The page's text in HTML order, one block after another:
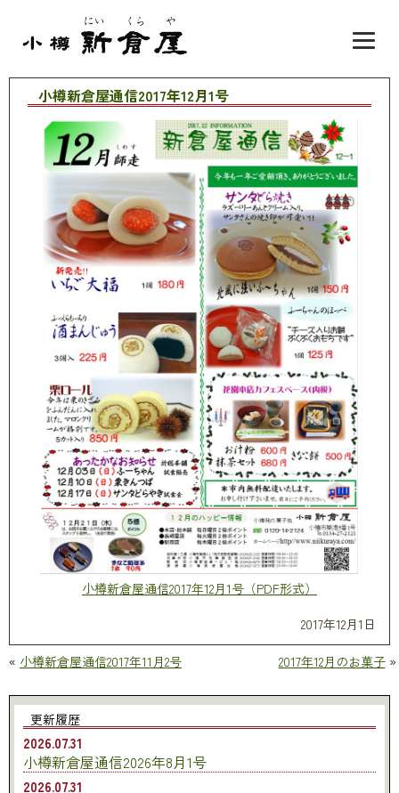
小樽新倉屋通信2017年12月1号
小樽新倉屋通信2017年12月1号（PDF形式）
2017年12月1日
« 小樽新倉屋通信2017年11月2号 2017年12月のお菓子»
更新履歴
2026.07.31
小樽新倉屋通信2026年8月1号
2026.07.31